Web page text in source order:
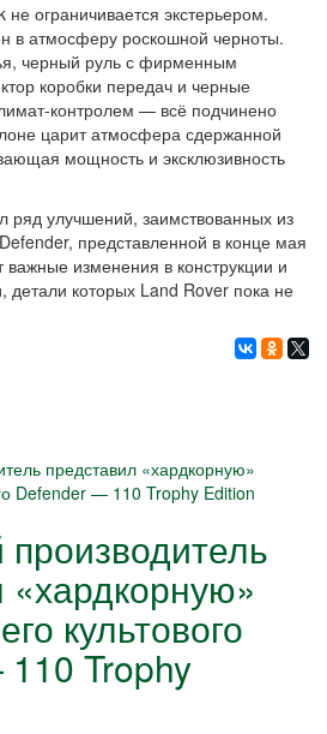
ограничивается экстерьером.
в атмосферу роскошной черноты.
черный руль с фирменным
коробки передач и черные
контролем — всё подчинено
царит атмосфера сдержанной
мощность и эксклюзивность
ряд улучшений, заимствованных из
представленной в конце мая
важные изменения в конструкции и
детали которых Land Rover пока не
производитель
«хардкорную»
культового
Trophy